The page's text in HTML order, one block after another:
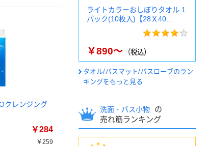
クレンジング
￥284
￥259
ライトカラーおしぼりタオル 1
パック(10枚入)【28Ｘ40…
￥890～ （税込）
タオル/バスマット/バスローブのラン
キングをもっと見る
洗面・バス小物
の
売れ筋ランキング